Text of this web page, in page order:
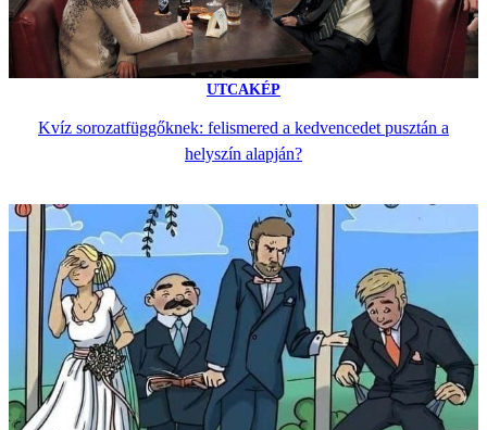
UTCAKÉP
Kvíz sorozatfüggőknek: felismered a kedvencedet pusztán a
helyszín alapján?